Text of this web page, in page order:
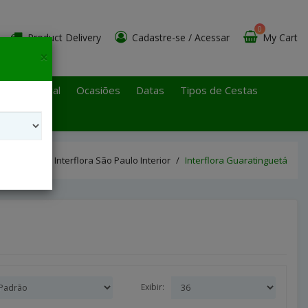
Product Delivery Cadastre-se / Acessar My Cart
0
Paulo Litoral Ocasiões Datas
Tipos de Cestas
Interflora São Paulo Interior Interflora Guaratinguetá
Exibir:
×